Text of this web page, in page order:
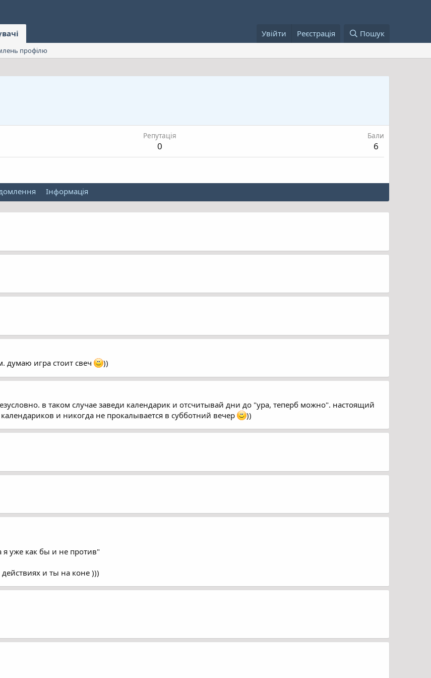
Увійти Реєстрація Пошук
профілю
Репутація
0
Бали
6
Інформація
думаю игра стоит свеч
))
в таком случае заведи календарик и отсчитывай дни до "ура, теперб можно". настоящий
и никогда не прокалывается в субботний вечер
))
я уже как бы и не против"
и ты на коне )))